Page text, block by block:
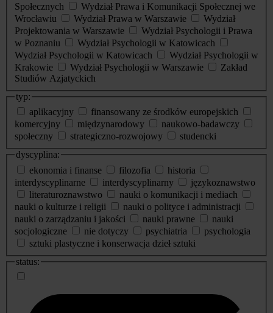
Społecznych
Wydział Prawa i Komunikacji Społecznej we
Wrocławiu
Wydział Prawa w Warszawie
Wydział
Projektowania w Warszawie
Wydział Psychologii i Prawa
w Poznaniu
Wydział Psychologii w Katowicach
Wydział Psychologii w Katowicach
Wydział Psychologii w
Krakowie
Wydział Psychologii w Warszawie
Zakład
Studiów Azjatyckich
typ:
aplikacyjny
finansowany ze środków europejskich
komercyjny
międzynarodowy
naukowo-badawczy
społeczny
strategiczno-rozwojowy
studencki
dyscyplina:
ekonomia i finanse
filozofia
historia
interdyscyplinarne
interdyscyplinarny
językoznawstwo
literaturoznawstwo
nauki o komunikacji i mediach
nauki o kulturze i religii
nauki o polityce i administracji
nauki o zarządzaniu i jakości
nauki prawne
nauki
socjologiczne
nie dotyczy psychiatria
psychologia
sztuki plastyczne i konserwacja dzieł sztuki
status: